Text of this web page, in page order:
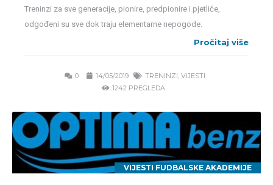
Treninzi za sve generacije, pionire, predpionire i pjetliće,
odgođeni su sve dok traju elementarne nepogode.
Pročitaj više
0 14/05/2019 TRENINZI, VIJESTI
1242 PREGLEDA
VIJESTI FUDBALSKE AKADEMIJE